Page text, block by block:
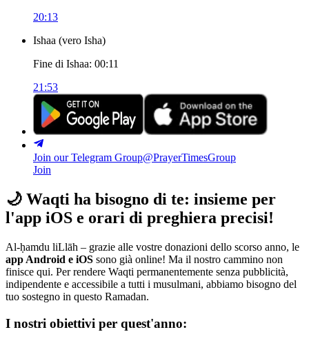
20:13
Ishaa (vero Isha)
Fine di Ishaa: 00:11
21:53
Join our Telegram Group@PrayerTimesGroup
Join
🌙 Waqti ha bisogno di te: insieme per
l'app iOS e orari di preghiera precisi!
Al-ḥamdu liLlāh – grazie alle vostre donazioni dello scorso anno, le
app Android e iOS sono già online! Ma il nostro cammino non
finisce qui. Per rendere Waqti permanentemente senza pubblicità,
indipendente e accessibile a tutti i musulmani, abbiamo bisogno del
tuo sostegno in questo Ramadan.
I nostri obiettivi per quest'anno: